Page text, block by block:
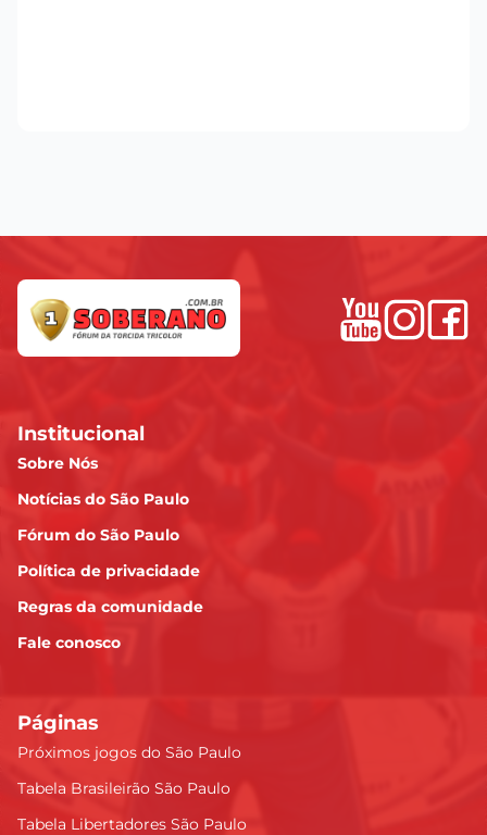
Institucional
Sobre Nós
Notícias do São Paulo
Fórum do São Paulo
Política de privacidade
Regras da comunidade
Fale conosco
Páginas
Próximos jogos do São Paulo
Tabela Brasileirão São Paulo
Tabela Libertadores São Paulo